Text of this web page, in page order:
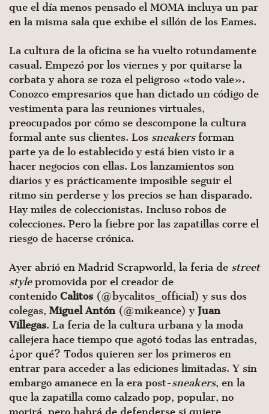
que el día menos pensado el MOMA incluya un par
en la misma sala que exhibe el sillón de los Eames.
La cultura de la oficina se ha vuelto rotundamente
casual. Empezó por los viernes y por quitarse la
corbata y ahora se roza el peligroso «todo vale».
Conozco empresarios que han dictado un código de
vestimenta para las reuniones virtuales,
preocupados por cómo se descompone la cultura
formal ante sus clientes. Los sneakersforman
parte ya de lo establecido y está bien visto ir a
hacer negocios con ellas. Los lanzamientos son
diarios y es prácticamente imposible seguir el
ritmo sin perderse y los precios se han disparado.
Hay miles de coleccionistas. Incluso robos de
colecciones. Pero la fiebre por las zapatillas corre el
riesgo de hacerse crónica.
Ayer abrió en Madrid Scrapworld, la feria de street
stylepromovida por el creador de
contenido Calitos (@bycalitos_official) y sus dos
colegas, Miguel Antón(@mikeance) yJuan
Villegas. La feria de la cultura urbana y la moda
callejera hace tiempo que agotó todas las entradas,
¿por qué? Todos quieren ser los primeros en
entrar para acceder a las ediciones limitadas. Y sin
embargo amanece en la era post-sneakers, en la
que la zapatilla como calzado pop, popular, no